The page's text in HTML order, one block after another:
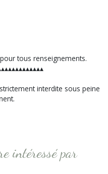
tous renseignements.
interdite sous peine
intéressé par